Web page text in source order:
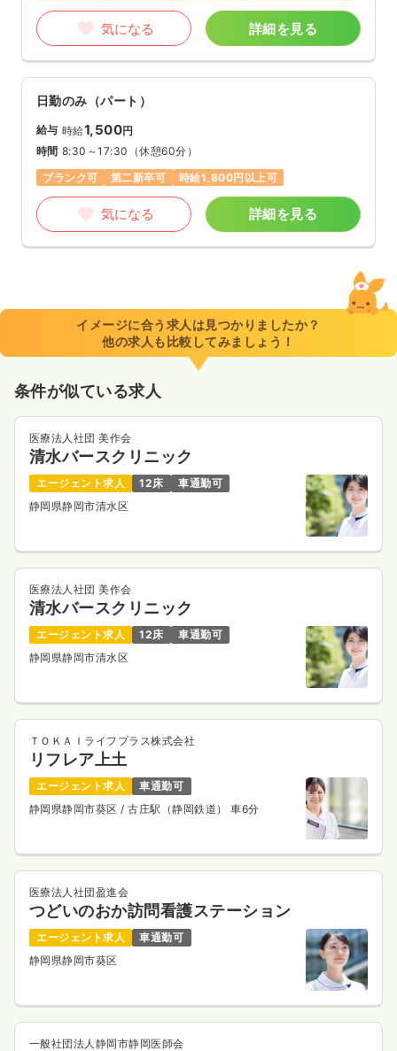
気になる 詳細を見る
日勤のみ（パート）
給与 時給1,500円
時間 8:30～17:30 （休憩60分）
ブランク可
第二新卒可 時給1,800円以上可
気になる 詳細を見る
イメージに合う求人は見つかりましたか？
他の求人も比較してみましょう！
条件が似ている求人
医療法人社団 美作会
清水バースクリニック
エージェント求人 12床
車通勤可
静岡県静岡市清水区
医療法人社団 美作会
清水バースクリニック
エージェント求人 12床
車通勤可
静岡県静岡市清水区
ＴＯＫＡＩライフプラス株式会社
リフレア上土
エージェント求人
車通勤可
静岡県静岡市葵区/ 古庄駅（静岡鉄道） 車6分
医療法人社団盈進会
つどいのおか訪問看護ステーション
エージェント求人
車通勤可
静岡県静岡市葵区
一般社団法人静岡市静岡医師会